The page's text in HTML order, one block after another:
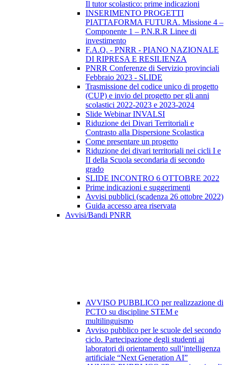
Il tutor scolastico: prime indicazioni
INSERIMENTO PROGETTI
PIATTAFORMA FUTURA. Missione 4 –
Componente 1 – P.N.R.R Linee di
investimento
F.A.Q. - PNRR - PIANO NAZIONALE
DI RIPRESA E RESILIENZA
PNRR Conferenze di Servizio provinciali
Febbraio 2023 - SLIDE
Trasmissione del codice unico di progetto
(CUP) e invio del progetto per gli anni
scolastici 2022-2023 e 2023-2024
Slide Webinar INVALSI
Riduzione dei Divari Territoriali e
Contrasto alla Dispersione Scolastica
Come presentare un progetto
Riduzione dei divari territoriali nei cicli I e
II della Scuola secondaria di secondo
grado
SLIDE INCONTRO 6 OTTOBRE 2022
Prime indicazioni e suggerimenti
Avvisi pubblici (scadenza 26 ottobre 2022)
Guida accesso area riservata
Avvisi/Bandi PNRR
AVVISO PUBBLICO per realizzazione di
PCTO su discipline STEM e
multilinguismo
Avviso pubblico per le scuole del secondo
ciclo. Partecipazione degli studenti ai
laboratori di orientamento sull’intelligenza
artificiale “Next Generation AI”